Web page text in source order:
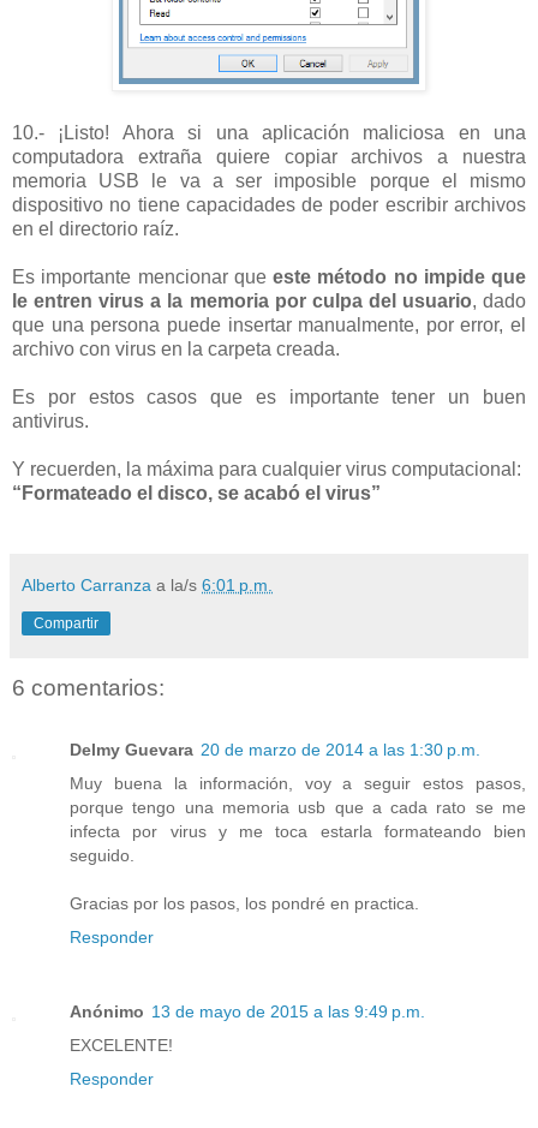
10.- ¡Listo! Ahora si una aplicación maliciosa en una
computadora extraña quiere copiar archivos a nuestra
memoria USB le va a ser imposible porque el mismo
dispositivo no tiene capacidades de poder escribir archivos
en el directorio raíz.
Es importante mencionar que este método no impide que
le entren virus a la memoria por culpa del usuario, dado
que una persona puede insertar manualmente, por error, el
archivo con virus en la carpeta creada.
Es por estos casos que es importante tener un buen
antivirus.
Y recuerden, la máxima para cualquier virus computacional:
“Formateado el disco, se acabó el virus”
Alberto Carranza a la/s 6:01 p.m.
Compartir
6 comentarios:
Delmy Guevara 20 de marzo de 2014 a las 1:30 p.m.
Muy buena la información, voy a seguir estos pasos,
porque tengo una memoria usb que a cada rato se me
infecta por virus y me toca estarla formateando bien
seguido.
Gracias por los pasos, los pondré en practica.
Responder
Anónimo 13 de mayo de 2015 a las 9:49 p.m.
EXCELENTE!
Responder